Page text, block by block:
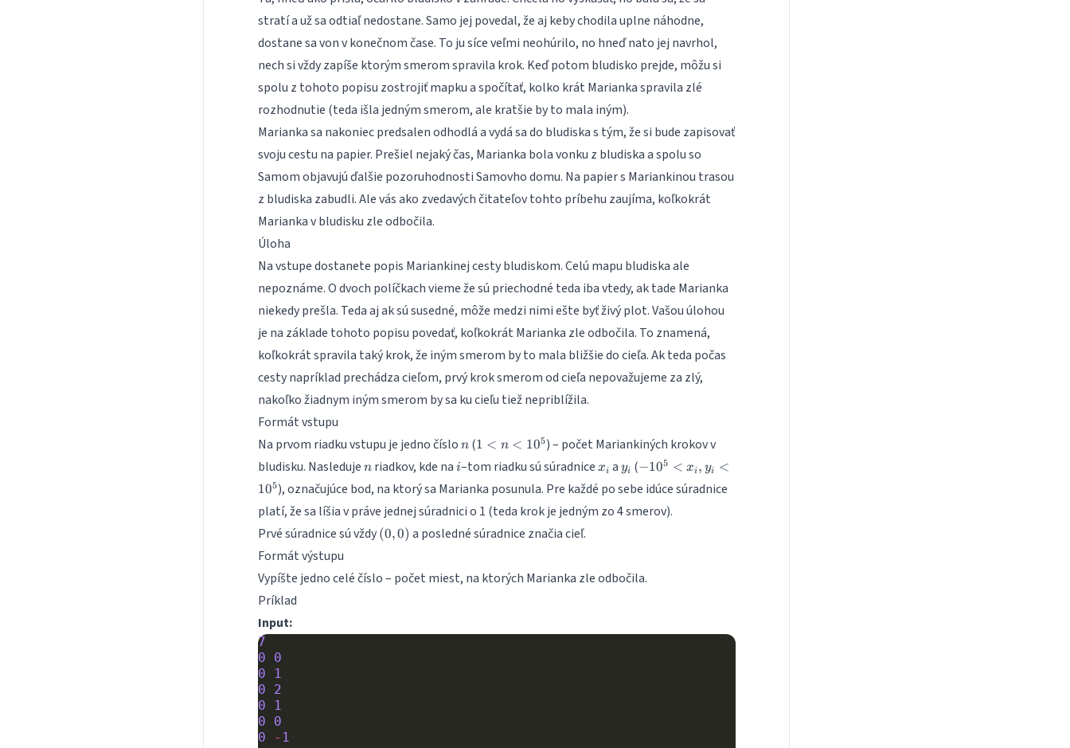
stratí a už sa odtiaľ nedostane. Samo jej povedal, že aj keby chodila uplne náhodne,
dostane sa von v konečnom čase. To ju síce veľmi neohúrilo, no hneď nato jej navrhol,
nech si vždy zapíše ktorým smerom spravila krok. Keď potom bludisko prejde, môžu si
spolu z tohoto popisu zostrojiť mapku a spočítať, kolko krát Marianka spravila zlé
rozhodnutie (teda išla jedným smerom, ale kratšie by to mala iným).
Marianka sa nakoniec predsalen odhodlá a vydá sa do bludiska s tým, že si bude zapisovať
svoju cestu na papier. Prešiel nejaký čas, Marianka bola vonku z bludiska a spolu so
Samom objavujú ďalšie pozoruhodnosti Samovho domu. Na papier s Mariankinou trasou
z bludiska zabudli. Ale vás ako zvedavých čitateľov tohto príbehu zaujíma, koľkokrát
Marianka v bludisku zle odbočila.
Úloha
Na vstupe dostanete popis Mariankinej cesty bludiskom. Celú mapu bludiska ale
nepoznáme. O dvoch políčkach vieme že sú priechodné teda iba vtedy, ak tade Marianka
niekedy prešla. Teda aj ak sú susedné, môže medzi nimi ešte byť živý plot. Vašou úlohou
je na základe tohoto popisu povedať, koľkokrát Marianka zle odbočila. To znamená,
koľkokrát spravila taký krok, že iným smerom by to mala bližšie do cieľa. Ak teda počas
cesty napríklad prechádza cieľom, prvý krok smerom od cieľa nepovažujeme za zlý,
nakoľko žiadnym iným smerom by sa ku cieľu tiež nepriblížila.
Formát vstupu
Na prvom riadku vstupu je jedno číslo n
n(1<n<10^5
1 < n < 105) – počet Mariankiných krokov v
bludisku. Nasleduje n
nriadkov, kde na i
i–tom riadku sú súradnice x_i
xi a y_i
yi (-10^5<x_i,
y_i<10^5
−105 < xi, yi
<
105), označujúce bod, na ktorý sa Marianka posunula. Pre každé po sebe idúce súradnice
platí, že sa líšia v práve jednej súradnici o 1 (teda krok je jedným zo 4 smerov).
Prvé súradnice sú vždy (0,0)
(0,0) a posledné súradnice značia cieľ.
Formát výstupu
Vypíšte jedno celé číslo – počet miest, na ktorých Marianka zle odbočila.
Príklad
Input:
7
0
0
0
1
0
2
0
1
0
0
0
- 1